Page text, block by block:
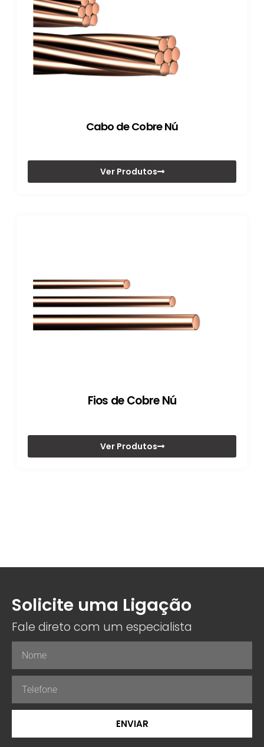
Cabo de Cobre Nú
Ver Produtos
Fios de Cobre Nú
Ver Produtos
Solicite uma Ligação
Fale direto com um especialista
ENVIAR